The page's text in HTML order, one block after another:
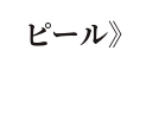
ピール》